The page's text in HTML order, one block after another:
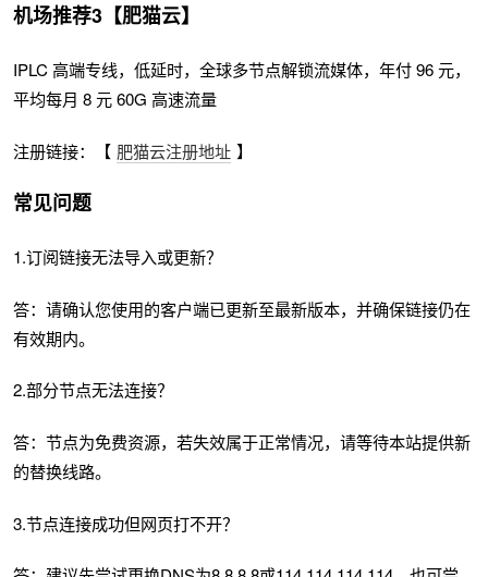
机场推荐3【肥猫云】
IPLC 高端专线，低延时，全球多节点解锁流媒体，年付 96 元，
平均每月 8 元 60G 高速流量
注册链接：【 肥猫云注册地址 】
常见问题
1.订阅链接无法导入或更新？
答：请确认您使用的客户端已更新至最新版本，并确保链接仍在
有效期内。
2.部分节点无法连接？
答：节点为免费资源，若失效属于正常情况，请等待本站提供新
的替换线路。
3.节点连接成功但网页打不开？